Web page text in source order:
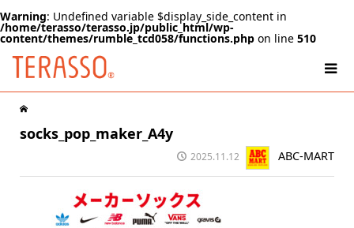
Warning: Undefined variable $display_side_content in
/home/terasso/terasso.jp/public_html/wp-
content/themes/rumble_tcd058/functions.php on line 510
socks_pop_maker_A4y
2025.11.12 ABC-MART